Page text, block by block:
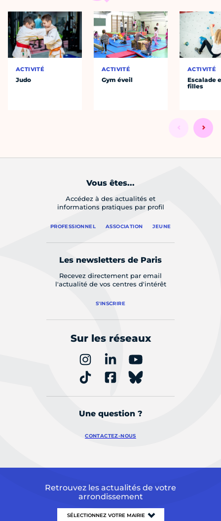
ACTIVITÉ
Judo
ACTIVITÉ
Gym éveil
ACTIVITÉ
Escalade
filles
Vous êtes...
Accédez à des actualités et
informations pratiques par profil
PROFESSIONNEL ASSOCIATION JEUNE
Les newsletters de Paris
Recevez directement par email
l'actualité de vos centres d'intérêt
S'INSCRIRE
Sur les réseaux
Une question ?
CONTACTEZ-NOUS
Retrouvez les actualités de votre
arrondissement